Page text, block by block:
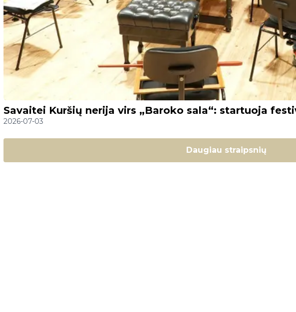
Savaitei Kuršių nerija virs „Baroko sala“: startuoja
2026-07-03
Daugiau straipsnių